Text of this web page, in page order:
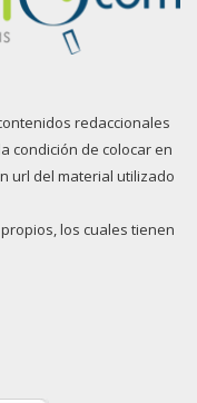
redaccionales
condición de colocar en
url del material utilizado
los cuales tienen